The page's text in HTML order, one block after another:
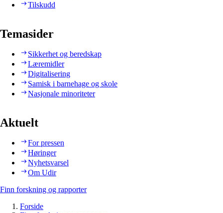
Tilskudd
Temasider
Sikkerhet og beredskap
Læremidler
Digitalisering
Samisk i barnehage og skole
Nasjonale minoriteter
Aktuelt
For pressen
Høringer
Nyhetsvarsel
Om Udir
Finn forskning og rapporter
Forside